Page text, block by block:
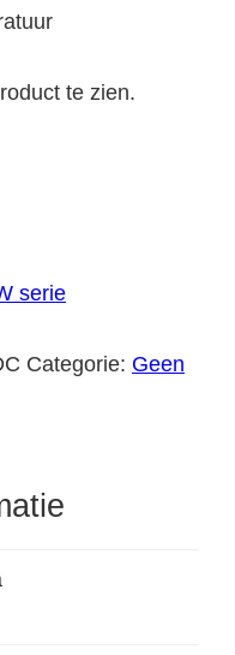
te zien.
serie
Categorie: Geen